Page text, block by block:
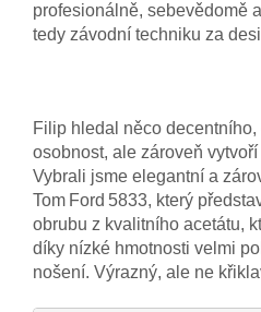
profesionálně, sebevědomě
tedy závodní techniku za
Filip hledal něco
osobnost, ale zároveň
Vybrali jsme elegantní a
Tom Ford 5833, který
obrubu z kvalitního acetátu,
díky nízké hmotnosti velmi
nošení. Výrazný, ale ne